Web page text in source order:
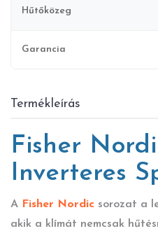
Hűtőközeg
Garancia
Termékleírás
Fisher
Inverteres
A Fisher Nordic sorozat a
akik a klímát nemcsak